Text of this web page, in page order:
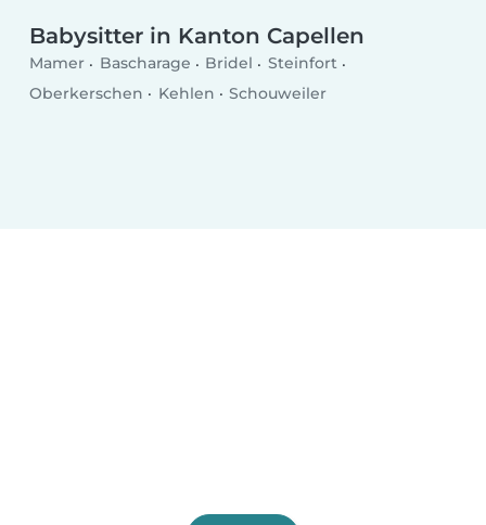
Babysitter in Kanton Capellen
Mamer Bascharage Bridel
Steinfort
Oberkerschen
Kehlen Schouweiler